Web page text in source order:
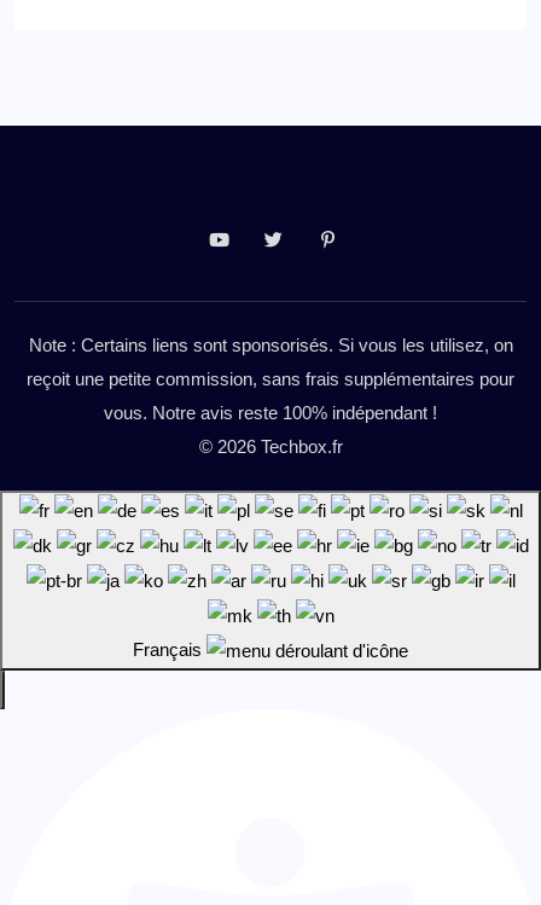
Note : Certains liens sont sponsorisés. Si vous les utilisez, on
reçoit une petite commission, sans frais supplémentaires pour
vous. Notre avis reste 100% indépendant !
© 2026 Techbox.fr
Français